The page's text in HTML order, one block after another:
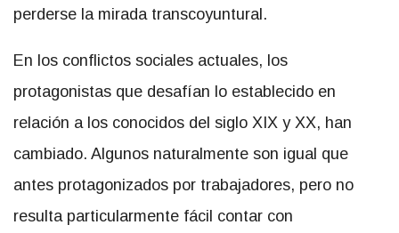
perderse la mirada transcoyuntural.
En los conflictos sociales actuales, los
protagonistas que desafían lo establecido en
relación a los conocidos del siglo XIX y XX, han
cambiado. Algunos naturalmente son igual que
antes protagonizados por trabajadores, pero no
resulta particularmente fácil contar con